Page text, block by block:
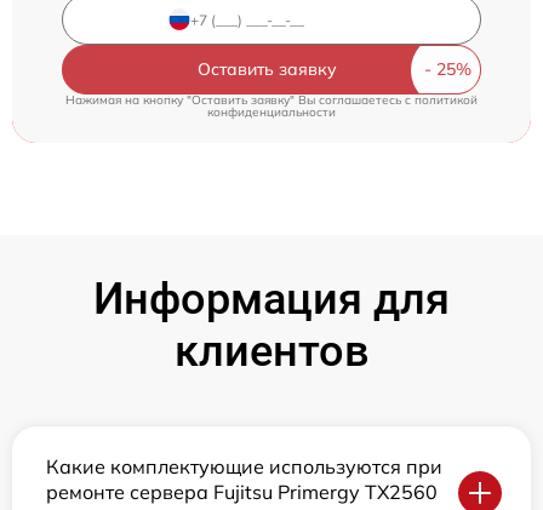
Оставить заявку
Нажимая на кнопку "Оставить заявку" Вы соглашаетесь cполитикой
конфиденциальности
Информация для
клиентов
Какие комплектующие используются при
ремонте сервера Fujitsu Primergy TX2560